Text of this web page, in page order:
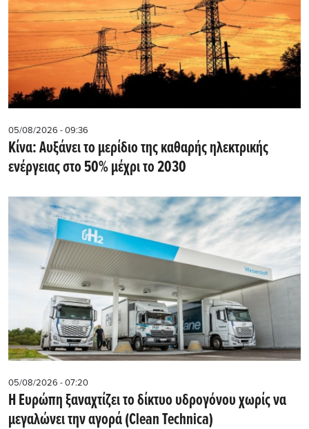
05/08/2026 - 09:36
Κίνα: Αυξάνει το μερίδιο της καθαρής ηλεκτρικής
ενέργειας στο 50% μέχρι το 2030
05/08/2026 - 07:20
Η Ευρώπη ξαναχτίζει το δίκτυο υδρογόνου χωρίς να
μεγαλώνει την αγορά (Clean Technica)